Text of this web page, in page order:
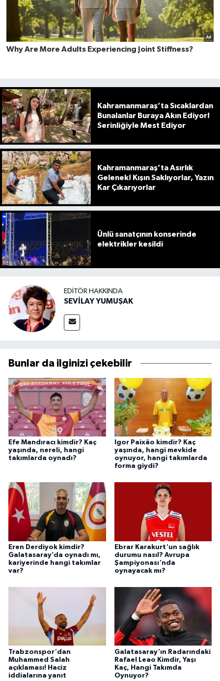
Kahramanmaraş’ta Sıcaklardan
Bunalanlar Buraya Akın Ediyor!
Serinliğiyle Mest Ediyor
Kahramanmaraş’ta Asırlık
Gelenek! Kışın Saklıyorlar, Yazın
Kar Çıkarıyorlar
Ünlü sanatçının konserinde
elektrikler kesildi
EDITÖR HAKKINDA
SEVİLAY YUMUŞAK
Bunlar da ilginizi çekebilir
Efe Mandıracı kimdir? Kaç
yaşında, nereli, hangi
takımlarda oynadı?
Igor Paixão kimdir? Kaç
yaşında, hangi mevkide
oynuyor, hangi takımlarda
forma giydi?
Eren Derdiyok kimdir?
Galatasaray’da oynadı mı,
kariyerinde hangi takımlar
var?
Ebrar Karakurt'un sağlık
durumu nasıl? Avrupa
Şampiyonası'nda
oynayacak mı?
Trabzonspor'dan
Muhammed Salah
açıklaması! Haciz
iddialarına yanıt
Galatasaray'ın Radarındaki
Rafael Leao Kimdir, Yaşı
Kaç, Hangi Takımda
Oynuyor?